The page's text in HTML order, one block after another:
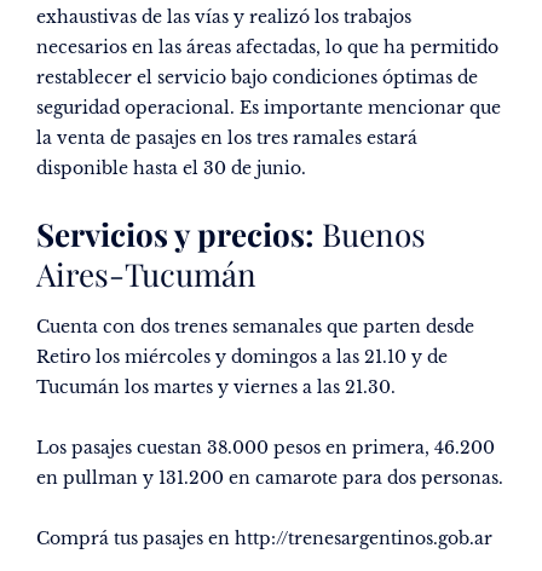
exhaustivas de las vías y realizó los trabajos
necesarios en las áreas afectadas, lo que ha permitido
restablecer el servicio bajo condiciones óptimas de
seguridad operacional. Es importante mencionar que
la venta de pasajes en los tres ramales estará
disponible hasta el 30 de junio.
Servicios y precios: Buenos
Aires-Tucumán
Cuenta con dos trenes semanales que parten desde
Retiro los miércoles y domingos a las 21.10 y de
Tucumán los martes y viernes a las 21.30.
Los pasajes cuestan 38.000 pesos en primera, 46.200
en pullman y 131.200 en camarote para dos personas.
Comprá tus pasajes en http://trenesargentinos.gob.ar